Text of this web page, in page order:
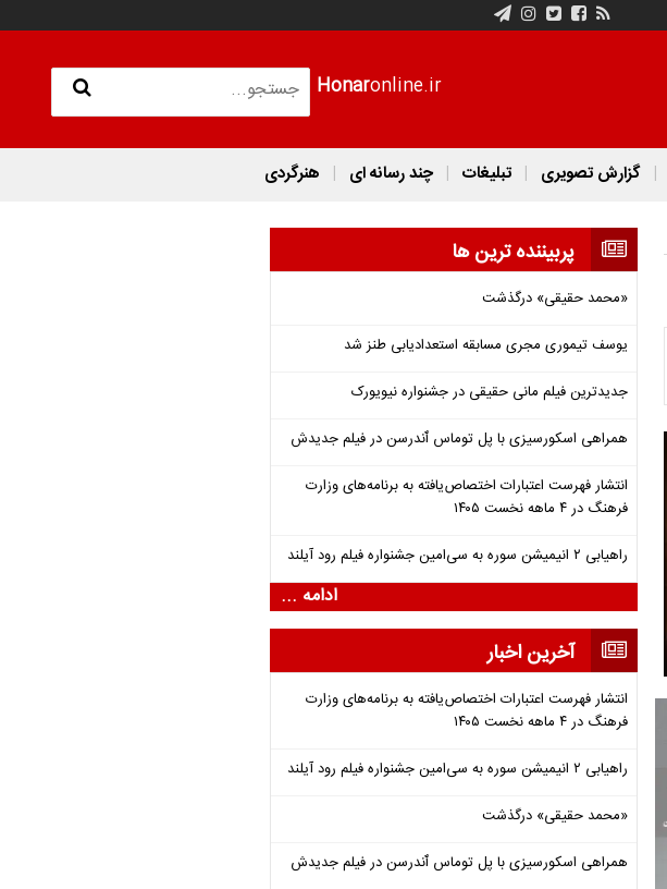
Honaronline.ir
گزارش تصویری تبلیغات چند رسانه ای هنرگردی
پربیننده ترین ها
«محمد حقیقی» درگذشت
یوسف تیموری مجری مسابقه استعدادیابی طنز شد
جدیدترین فیلم مانی حقیقی در جشنواره نیویورک
همراهی اسکورسیزی با پل توماس ٱندرسن در فیلم جدیدش
انتشار فهرست اعتبارات اختصاص‌یافته به برنامه‌های وزارت
فرهنگ در ۴ ماهه نخست ۱۴۰۵
راهیابی ۲ انیمیشن سوره به سی‌امین جشنواره فیلم رود آیلند
ادامه ...
آخرین اخبار
انتشار فهرست اعتبارات اختصاص‌یافته به برنامه‌های وزارت
فرهنگ در ۴ ماهه نخست ۱۴۰۵
راهیابی ۲ انیمیشن سوره به سی‌امین جشنواره فیلم رود آیلند
«محمد حقیقی» درگذشت
همراهی اسکورسیزی با پل توماس ٱندرسن در فیلم جدیدش